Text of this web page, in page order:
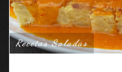
Recetas Saladas